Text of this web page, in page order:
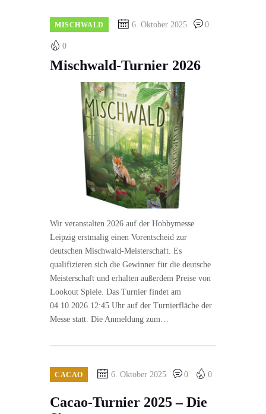
MISCHWALD 6. Oktober 2025 0
0
Mischwald-Turnier 2026
Wir veranstalten 2026 auf der Hobbymesse
Leipzig erstmalig einen Vorentscheid zur
deutschen Mischwald-Meisterschaft. Es
qualifizieren sich die Gewinner für die deutsche
Meisterschaft und erhalten außerdem Preise von
Lookout Spiele. Das Turnier findet am
04.10.2026 12:45 Uhr auf der Turnierfläche der
Messe statt. Die Anmeldung zum…
CACAO 6. Oktober 2025 0 0
Cacao-Turnier 2025 – Die